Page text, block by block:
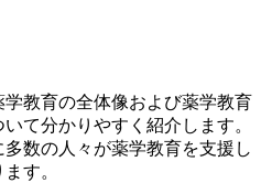
学教育の全体像および薬学教育
て分かりやすく紹介します。
数の人々が薬学教育を支援し
す。